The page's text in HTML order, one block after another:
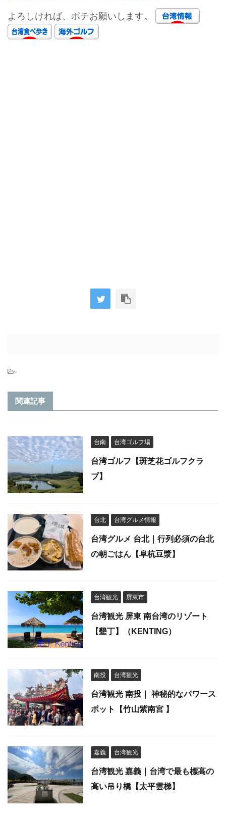
よろしければ、ポチお願いします。
-
関連記事
台南 台湾ゴルフ場
台湾ゴルフ【斑芝花ゴルフクラ
ブ】
台北 台湾グルメ情報
台湾グルメ 台北｜行列必須の台北
の朝ごはん【阜杭豆漿】
台湾観光 屏東市
台湾観光 屏東 南台湾のリゾート
【墾丁】（KENTING）
南投 台湾観光
台湾観光 南投｜ 神秘的なパワース
ポット【竹山紫南宮 】
嘉義 台湾観光
台湾観光 嘉義｜台湾で最も標高の
高い吊り橋【太平雲梯】